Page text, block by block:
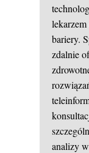
bariery.
zdalnie
analizy